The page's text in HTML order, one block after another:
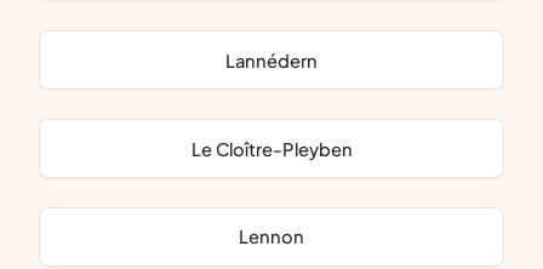
Lannédern
Le Cloître-Pleyben
Lennon